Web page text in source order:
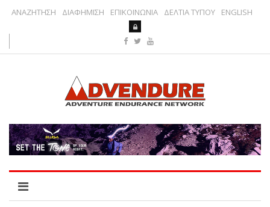
ΑΝΑΖΗΤΗΣΗ ΔΙΑΦΗΜΙΣΗ ΕΠΙΚΟΙΝΩΝΙΑ ΔΕΛΤΙΑ ΤΥΠΟΥ ENGLISH